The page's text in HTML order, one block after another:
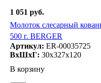
1 051 руб.
Молоток слесарный
500 г. BERGER
Артикул: ER-00035725
ВxШxГ: 30x327x120
В корзину